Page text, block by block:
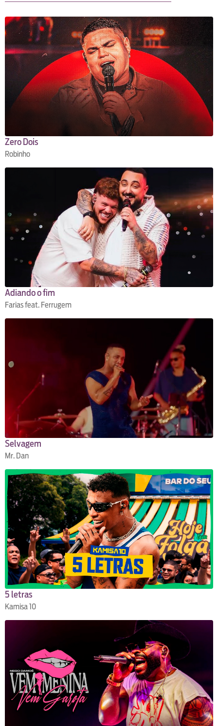
Zero Dois
Robinho
Adiando o fim
Farias feat. Ferrugem
Selvagem
Mr. Dan
5 letras
Kamisa 10